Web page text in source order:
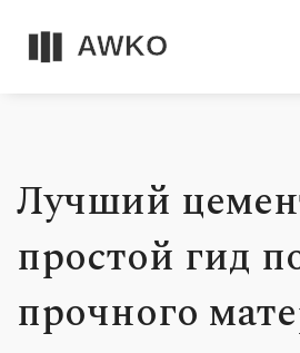
Лучший
простой гид
прочного